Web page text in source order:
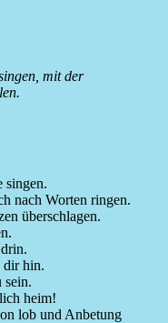
mit der
singen.
nach Worten ringen.
überschlagen.
dir hin.
sein.
heim!
lob und Anbetung